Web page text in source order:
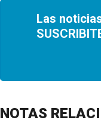
Las
NOTAS